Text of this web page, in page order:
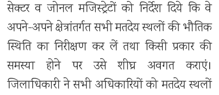
सेक्टर व जोनल मजिस्ट्रेटों को निर्देश दिये कि वे
अपने-अपने क्षेत्रांतर्गत सभी मतदेय स्थलों की भौतिक
स्थिति का निरीक्षण कर लें तथा किसी प्रकार की
समस्या होने पर उसे शीघ्र अवगत कराएं।
जिलाधिकारी ने सभी अधिकारियों को मतदेय स्थलों